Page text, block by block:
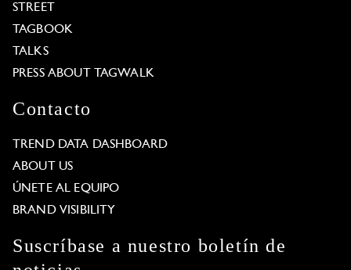
STREET
TAGBOOK
TALKS
PRESS ABOUT TAGWALK
Contacto
TREND DATA DASHBOARD
ABOUT US
ÚNETE AL EQUIPO
BRAND VISIBILITY
Suscríbase a nuestro boletín de